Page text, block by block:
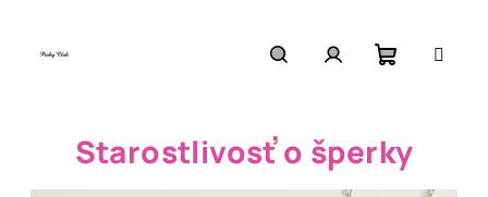
košík
Starostlivosť o šperky